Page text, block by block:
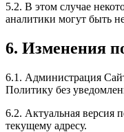
5.2. В этом случае
аналитики могут быть
6. Изменения
6.1. Администрация
Политику без
6.2. Актуальная версия
текущему адресу.